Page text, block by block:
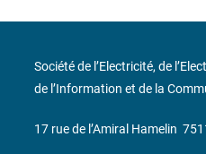
Société de l’Electricité, de
de l’Information et de la
17 rue de l’Amiral Hamelin